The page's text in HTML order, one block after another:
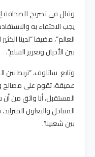
وقال في تصريح للصحافة
يجب الاحتفاء به
العالم”، مضيفا “لدينا
بين الأديان وتعزيز السلم”.
وتابع ساتلوف، “تربط بين
عميقة، تقوم على مصالح
المستقبل، أنا واثق من أن
المتبادل والتعاون
بين شعبينا”.